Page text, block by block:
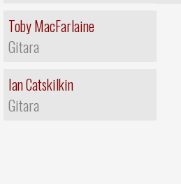
Toby MacFarlaine
Gitara
Ian Catskilkin
Gitara